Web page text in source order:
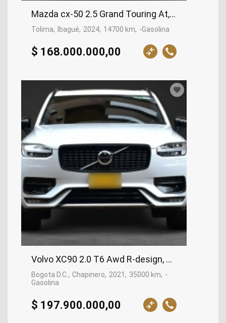
Mazda cx-50 2.5 Grand Touring At, 2024
Tolima Ibagué 2024 14700 km -Gasolina
$ 168.000.000,00
Volvo XC90 2.0 T6 Awd R-design, 2021
Bogota D.C. Chapinero 2021 35000 km
-
Gasolina
$ 197.900.000,00